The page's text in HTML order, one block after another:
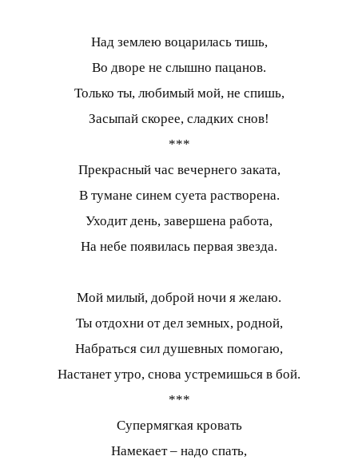
Над землею воцарилась тишь,
Во дворе не слышно пацанов.
Только ты, любимый мой, не спишь,
Засыпай скорее, сладких снов!
***
Прекрасный час вечернего заката,
В тумане синем суета растворена.
Уходит день, завершена работа,
На небе появилась первая звезда.
Мой милый, доброй ночи я желаю.
Ты отдохни от дел земных, родной,
Набраться сил душевных помогаю,
Настанет утро, снова устремишься в бой.
***
Супермягкая кровать
Намекает – надо спать,